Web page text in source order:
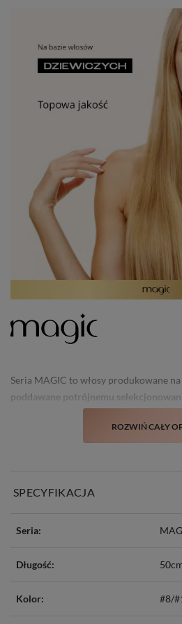
Seria MAGIC to włosy produkowane
poddawane potrójnemu
świeżego wyglądu i struktury nawet po
Prawdziwa nowość itotalny TOP
ROZWIŃ CAŁY
SPECYFIKACJA
Seria:
Długość:
Kolor: #8/